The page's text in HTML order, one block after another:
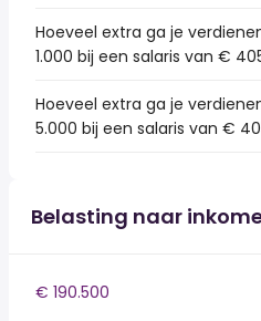
Hoeveel extra ga je
1.000 bij een salaris van €
Hoeveel extra ga je
5.000 bij een salaris van €
Belasting naar
€ 190.500